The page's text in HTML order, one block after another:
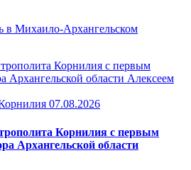
в Михаило-Архангельском
07.08.2026
Корнилия с первым
Архангельской области